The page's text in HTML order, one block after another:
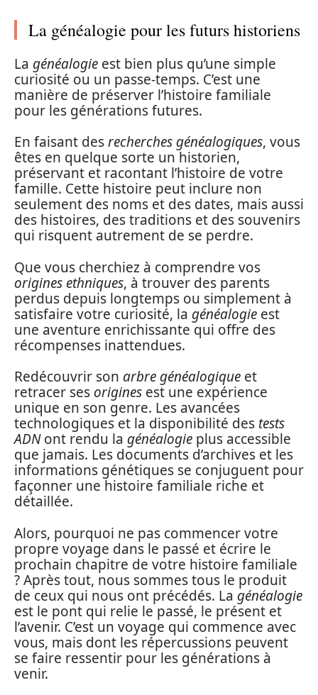
La généalogie pour les futurs historiens
La généalogie est bien plus qu’une simple
curiosité ou un passe-temps. C’est une
manière de préserver l’histoire familiale
pour les générations futures.
En faisant desrecherches généalogiques, vous
êtes en quelque sorte un historien,
préservant et racontant l’histoire de votre
famille. Cette histoire peut inclure non
seulement des noms et des dates, mais aussi
des histoires, des traditions et des souvenirs
qui risquent autrement de se perdre.
Que vous cherchiez à comprendre vos
origines ethniques, à trouver des parents
perdus depuis longtemps ou simplement à
satisfaire votre curiosité, la généalogie est
une aventure enrichissante qui offre des
récompenses inattendues.
Redécouvrir son arbre généalogique et
retracer ses origines est une expérience
unique en son genre. Les avancées
technologiques et la disponibilité des tests
ADNont rendu la généalogie plus accessible
que jamais. Les documents d’archives et les
informations génétiques se conjuguent pour
façonner une histoire familiale riche et
détaillée.
Alors, pourquoi ne pas commencer votre
propre voyage dans le passé et écrire le
prochain chapitre de votre histoire familiale
? Après tout, nous sommes tous le produit
de ceux qui nous ont précédés. La généalogie
est le pont qui relie le passé, le présent et
l’avenir. C’est un voyage qui commence avec
vous, mais dont les répercussions peuvent
se faire ressentir pour les générations à
venir.